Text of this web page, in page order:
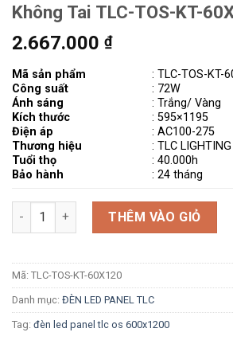
Không Tai TLC-TOS-KT-
2.667.000 ₫
Mã sản phẩm
Công suất
Ánh sáng
Kích thước
Điện áp
Thương hiệu
Tuổi thọ
Bảo hành
: TLC-TOS-KT-
: 72W
: Trắng/ Vàng
: 595×1195
:AC100-275
: TLC LIGHTING
: 40.000h
: 24 tháng
Số lượng THÊM VÀO GIỎ
Mã: TLC-TOS-KT-60X120
Danh mục: ĐÈN LED PANEL TLC
Tag: đèn led panel tlc os 600x1200